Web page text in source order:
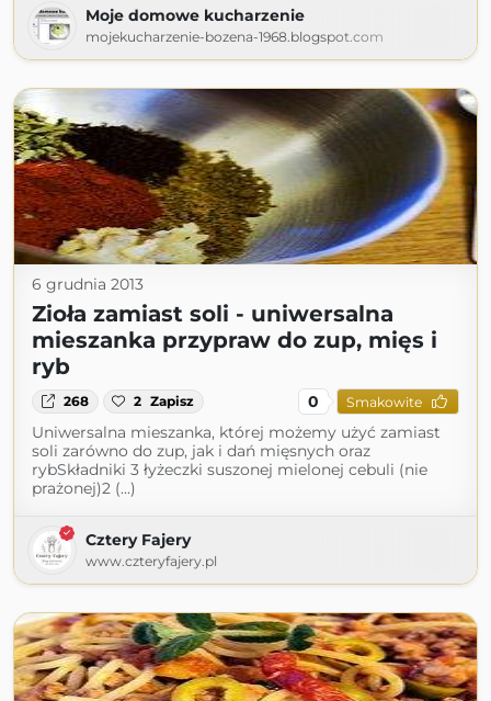
Moje domowe kucharzenie
mojekucharzenie-bozena-1968.blogspot.com
6 grudnia 2013
Zioła zamiast soli - uniwersalna
mieszanka przypraw do zup, mięs i
ryb
268 2 Zapisz 0 Smakowite
Uniwersalna mieszanka, której możemy użyć zamiast
soli zarówno do zup, jak i dań mięsnych oraz
rybSkładniki 3 łyżeczki suszonej mielonej cebuli (nie
prażonej)2 (...)
Cztery Fajery
www.czteryfajery.pl